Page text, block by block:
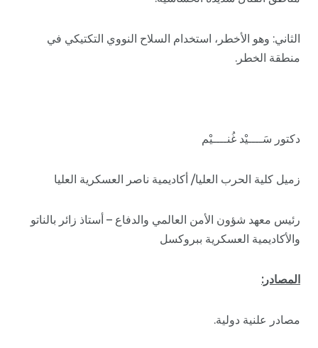
الثاني: وهو الأخطر، استخدام السلاح النووي التكتيكي في
منطقة الخطر.
دكتور سَــــيْد غُنــــيْم
زميل كلية الحرب العليا/ أكاديمية ناصر العسكرية العليا
رئيس معهد شؤون الأمن العالمي والدفاع – أستاذ زائر بالناتو
والأكاديمية العسكرية ببروكسل
المصادر:
مصادر علنية دولية.